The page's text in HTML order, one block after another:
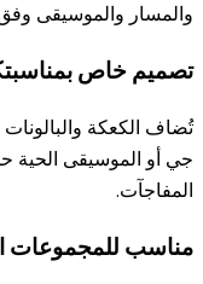
والمسار والموسيقى وفق
تصميم خاص
تُضاف الكعكة
جي أو الموسيقى
المفاجآت.
مناسب للمجموعات